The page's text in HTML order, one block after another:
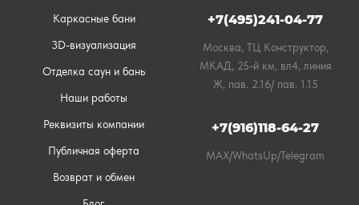
Каркасные бани
3D-визуализация
Отделка саун и бань
Наши работы
Реквизиты компании
Публичная оферта
Возврат и обмен
+7(495)241-04-77
Москва, ТЦ Конструктор,
МКАД, 25-й км, вл4, линия
Ж, пав. 2.16/ пав. 1.15
+7(916)118-64-27
MAX/WhatsUp/Telegram